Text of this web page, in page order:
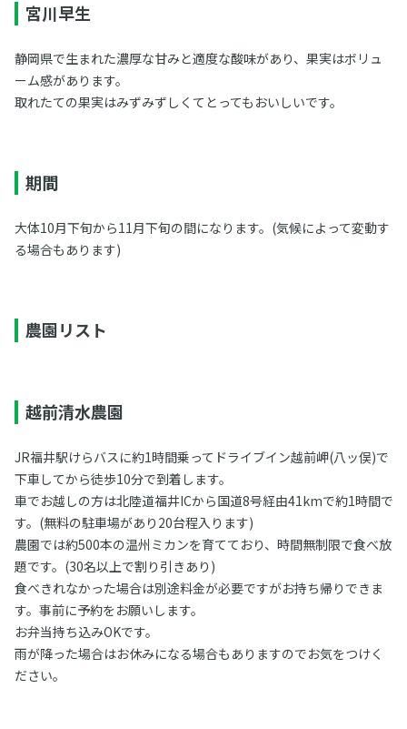
宮川早生
静岡県で生まれた濃厚な甘みと適度な酸味があり、果実はボリュ
ーム感があります。
取れたての果実はみずみずしくてとってもおいしいです。
期間
大体10月下旬から11月下旬の間になります。(気候によって変動す
る場合もあります)
農園リスト
越前清水農園
JR福井駅けらバスに約1時間乗ってドライブイン越前岬(八ッ俣)で
下車してから徒歩10分で到着します。
車でお越しの方は北陸道福井ICから国道8号経由41kmで約1時間で
す。(無料の駐車場があり20台程入ります)
農園では約500本の温州ミカンを育てており、時間無制限で食べ放
題です。(30名以上で割り引きあり)
食べきれなかった場合は別途料金が必要ですがお持ち帰りできま
す。事前に予約をお願いします。
お弁当持ち込みOKです。
雨が降った場合はお休みになる場合もありますのでお気をつけく
ださい。